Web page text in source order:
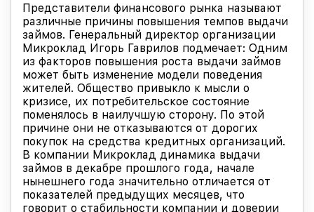
Представители финансового рынка называют
различные причины повышения темпов выдачи
займов. Генеральный директор организации
Микроклад Игорь Гаврилов подмечает: Одним
из факторов повышения роста выдачи займов
может быть изменение модели поведения
жителей. Общество привыкло к мысли о
кризисе, их потребительское состояние
поменялось в наилучшую сторону. По этой
причине они не отказываются от дорогих
покупок на средства кредитных организаций.
В компании Микроклад динамика выдачи
займов в декабре прошлого года, начале
нынешнего года значительно отличается от
показателей предыдущих месяцев, что
говорит о стабильности компании и доверии